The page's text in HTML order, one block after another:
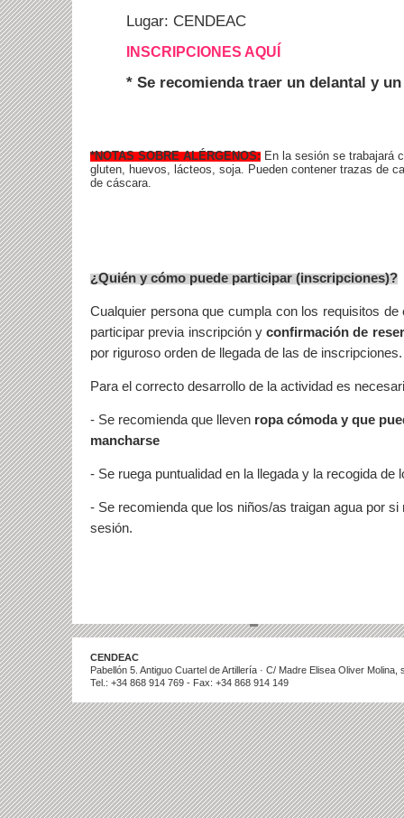
Lugar: CENDEAC
INSCRIPCIONES AQUÍ
* Se recomienda traer un delantal y
*NOTAS SOBRE ALÉRGENOS: En la sesión se trabajará
gluten, huevos, lácteos, soja. Pueden contener trazas de
de cáscara.
¿Quién y cómo puede participar (inscripciones)?
Cualquier persona que cumpla con los requisitos
participar previa inscripción yconfirmación de
por riguroso orden de llegada de las de
Para el correcto desarrollo de la actividad es
- Se recomienda que lleven ropa cómoda y que
mancharse
- Se ruega puntualidad en la llegada y la recogida de
- Se recomienda que los niños/as traigan agua por si
sesión.
CENDEAC
Pabellón 5. Antiguo Cuartel de Artillería · C/ Madre Elisea Oliver
Tel.: +34 868 914 769 - Fax: +34 868 914 149